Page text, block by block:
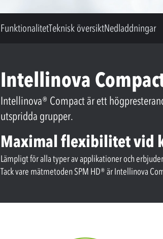
FunktionalitetTeknisk översiktNedladdningar
Intellinova
Intellinova® Compact är ett
utspridda grupper.
Maximal flexibilitet vid
Lämpligt för alla typer av applikationer och
Tack vare mätmetoden SPM HD® är Intellinova